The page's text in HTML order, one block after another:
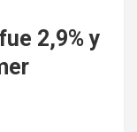
2,9% y